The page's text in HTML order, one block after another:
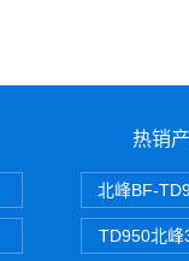
热销
北峰BF-
TD950北峰